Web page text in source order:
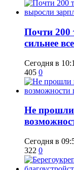
​Почти 200
сильнее
Сегодня в
405 0
Не
Сегодня в
322 0